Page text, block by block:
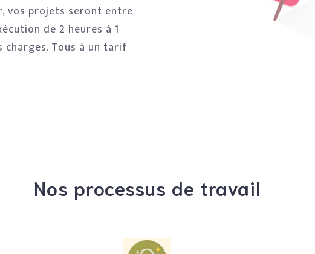
vos projets seront entre
de 2 heures à 1
charges. Tous à un tarif
Nos processus de travail